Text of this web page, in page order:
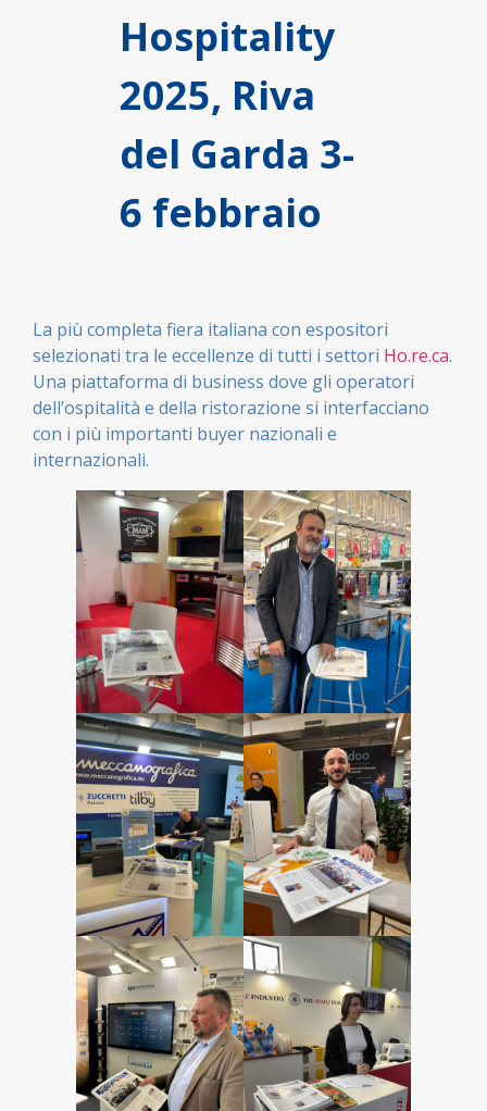
Hospitality
2025, Riva
del Garda 3-
6 febbraio
La più completa fiera italiana con espositori
selezionati tra le eccellenze di tutti i settori Ho.re.ca.
Una piattaforma di business dove gli operatori
dell’ospitalità e della ristorazione si interfacciano
con i più importanti buyer nazionali e
internazionali.